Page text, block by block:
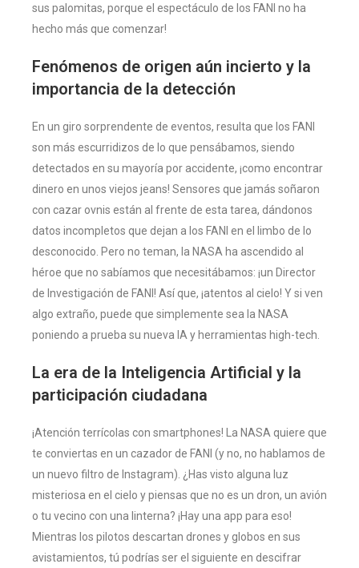
sus palomitas, porque el espectáculo de los FANI no ha
hecho más que comenzar!
Fenómenos de origen aún incierto y la
importancia de la detección
En un giro sorprendente de eventos, resulta que los FANI
son más escurridizos de lo que pensábamos, siendo
detectados en su mayoría por accidente, ¡como encontrar
dinero en unos viejos jeans! Sensores que jamás soñaron
con cazar ovnis están al frente de esta tarea, dándonos
datos incompletos que dejan a los FANI en el limbo de lo
desconocido. Pero no teman, la NASA ha ascendido al
héroe que no sabíamos que necesitábamos: ¡un Director
de Investigación de FANI! Así que, ¡atentos al cielo! Y si ven
algo extraño, puede que simplemente sea la NASA
poniendo a prueba su nueva IA y herramientas high-tech.
La era de la Inteligencia Artificial y la
participación ciudadana
¡Atención terrícolas con smartphones! La NASA quiere que
te conviertas en un cazador de FANI (y no, no hablamos de
un nuevo filtro de Instagram). ¿Has visto alguna luz
misteriosa en el cielo y piensas que no es un dron, un avión
o tu vecino con una linterna? ¡Hay una app para eso!
Mientras los pilotos descartan drones y globos en sus
avistamientos, tú podrías ser el siguiente en descifrar